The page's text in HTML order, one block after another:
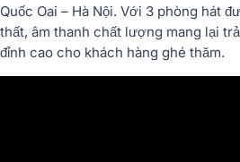
Quốc Oai – Hà Nội. Với 3 phòng hát
thất, âm thanh chất lượng mang lại
đỉnh cao cho khách hàng ghé thăm.